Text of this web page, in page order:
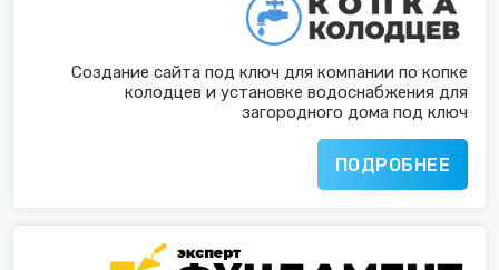
Создание сайта под ключ для компании по копке
колодцев и установке водоснабжения для
загородного дома под ключ
ПОДРОБНЕЕ